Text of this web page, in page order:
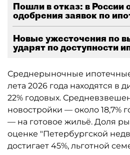
Пошли в отказ: в России
одобрения заявок по
Новые ужесточения по
ударят по доступности
Среднерыночные
лета 2026 года находятся в
22% годовых.
новостройки — около 18,7%
— на готовое жильё. Доля
оценке "Петербургской
достигает 45%, льготной